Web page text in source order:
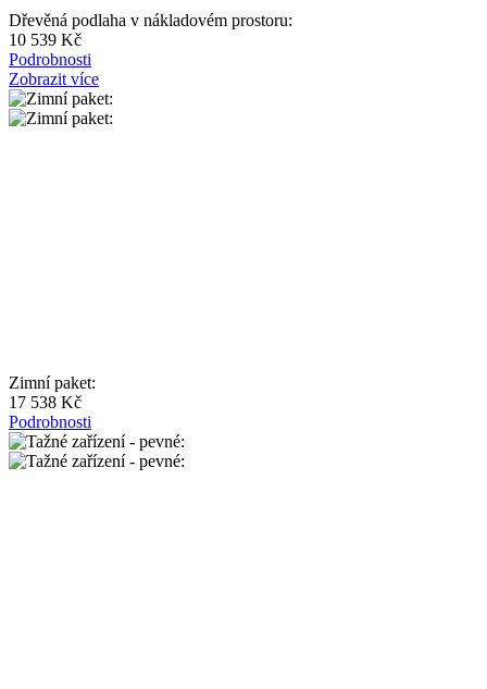
Dřevěná podlaha v nákladovém prostoru:
10 539 Kč
Podrobnosti
Zobrazit více
Zimní paket:
17 538 Kč
Podrobnosti